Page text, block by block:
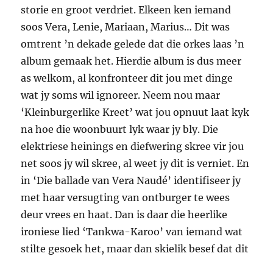
storie en groot verdriet. Elkeen ken iemand
soos Vera, Lenie, ­Mariaan, Marius… Dit was
omtrent ’n dekade gelede dat die orkes laas ’n
album gemaak het. Hierdie album is dus meer
as welkom, al konfronteer dit jou met dinge
wat jy soms wil ignoreer. Neem nou maar
‘Klein­burgerlike Kreet’ wat jou opnuut laat kyk
na hoe die woonbuurt lyk waar jy bly. Die
elektriese heinings en diefwering skree vir jou
net soos jy wil skree, al weet jy dit is verniet. En
in ‘Die ballade van Vera Naudé’ identifiseer jy
met haar versugting van ontburger te wees
deur vrees en haat. Dan is daar die heerlike
ironiese lied ‘Tankwa-Karoo’ van iemand wat
stilte gesoek het, maar dan skielik besef dat dit